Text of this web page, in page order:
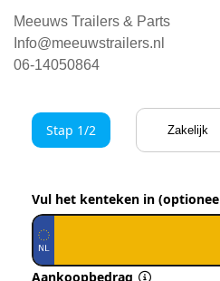
Meeuws Trailers & Parts
Info@meeuwstrailers.nl
06-14050864